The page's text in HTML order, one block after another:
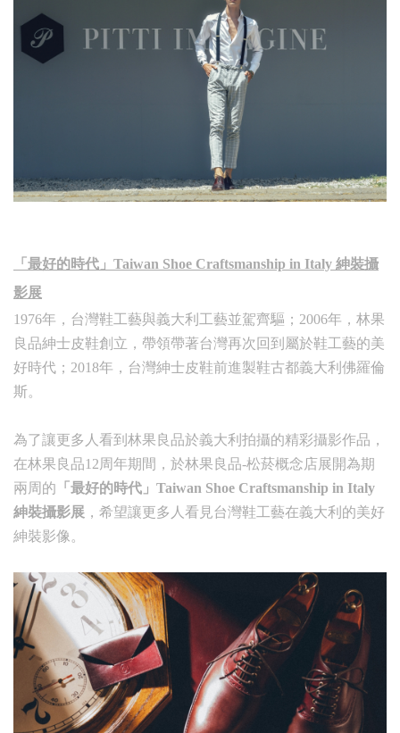
「最好的時代」Taiwan Shoe Craftsmanship in Italy 紳裝攝
影展
1976年，台灣鞋工藝與義大利工藝並駕齊驅；2006年，林果
良品紳士皮鞋創立，帶領帶著台灣再次回到屬於鞋工藝的美
好時代；2018年，台灣紳士皮鞋前進製鞋古都義大利佛羅倫
斯。
為了讓更多人看到林果良品於義大利拍攝的精彩攝影作品，
在林果良品12周年期間，於林果良品-松菸概念店展開為期
兩周的 「最好的時代」Taiwan Shoe Craftsmanship in Italy
紳裝攝影展 ，希望讓更多人看見台灣鞋工藝在義大利的美好
紳裝影像。